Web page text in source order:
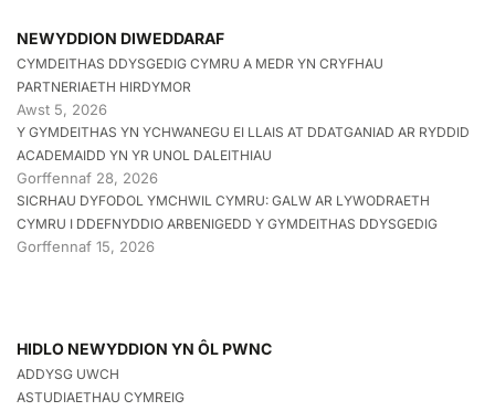
NEWYDDION DIWEDDARAF
CYMDEITHAS DDYSGEDIG CYMRU A MEDR YN CRYFHAU
PARTNERIAETH HIRDYMOR
Awst 5, 2026
Y GYMDEITHAS YN YCHWANEGU EI LLAIS AT DDATGANIAD AR RYDDID
ACADEMAIDD YN YR UNOL DALEITHIAU
Gorffennaf 28, 2026
SICRHAU DYFODOL YMCHWIL CYMRU: GALW AR LYWODRAETH
CYMRU I DDEFNYDDIO ARBENIGEDD Y GYMDEITHAS DDYSGEDIG
Gorffennaf 15, 2026
HIDLO NEWYDDION YN ÔL PWNC
ADDYSG UWCH
ASTUDIAETHAU CYMREIG